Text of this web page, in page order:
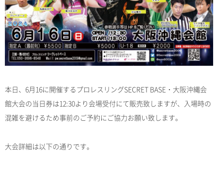
本日、6月16に開催するプロレスリングSECRET BASE・大阪沖縄会
館大会の当日券は12:30より会場受付にて販売致しますが、入場時の
混雑を避けるため事前のご予約にご協力お願い致します。
大会詳細は以下の通りです。